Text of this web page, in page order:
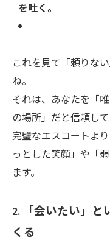
を吐く。
これを見て「頼りな
ね。
それは、あなたを「
の場所」だと信頼し
完璧なエスコートよ
っとした笑顔」や「
ます。
2. 「会いたい」と
くる